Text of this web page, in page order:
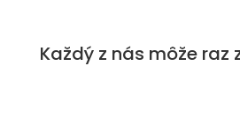
Každý z nás môže raz